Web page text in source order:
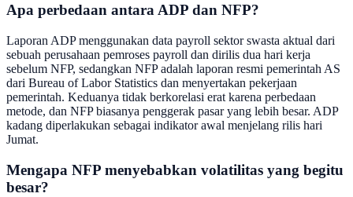
Apa perbedaan antara ADP dan NFP?
Laporan ADP menggunakan data payroll sektor swasta aktual dari
sebuah perusahaan pemroses payroll dan dirilis dua hari kerja
sebelum NFP, sedangkan NFP adalah laporan resmi pemerintah AS
dari Bureau of Labor Statistics dan menyertakan pekerjaan
pemerintah. Keduanya tidak berkorelasi erat karena perbedaan
metode, dan NFP biasanya penggerak pasar yang lebih besar. ADP
kadang diperlakukan sebagai indikator awal menjelang rilis hari
Jumat.
Mengapa NFP menyebabkan volatilitas yang begitu
besar?